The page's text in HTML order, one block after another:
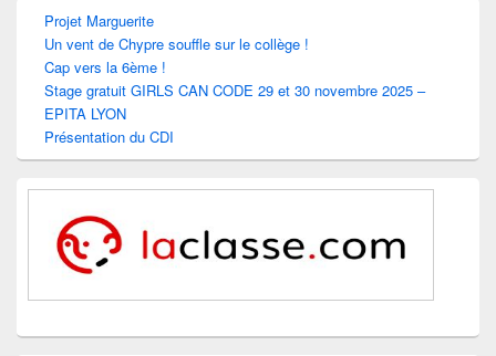
barre
latérale
Projet Marguerite
Un vent de Chypre souffle sur le collège !
Cap vers la 6ème !
Stage gratuit GIRLS CAN CODE 29 et 30 novembre 2025 –
EPITA LYON
Présentation du CDI